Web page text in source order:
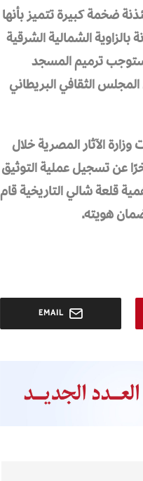
ضخمة كبيرة تتميز بأنها
الشمالية الشرقية
ترميم المسجد
الثقافي البريطاني
الآثار المصرية خلال
عن تسجيل عملية التوثيق
قلعة شالي التاريخية قام
هويته.
EMAIL